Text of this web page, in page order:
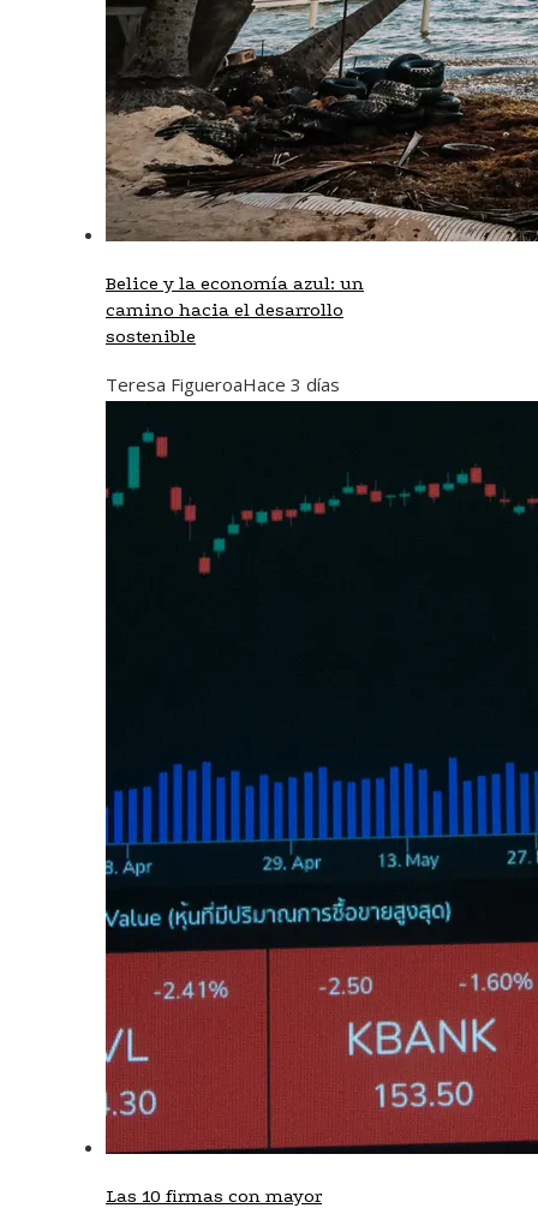
Belice y la economía azul: un
camino hacia el desarrollo
sostenible
Teresa FigueroaHace 3 días
Las 10 firmas con mayor